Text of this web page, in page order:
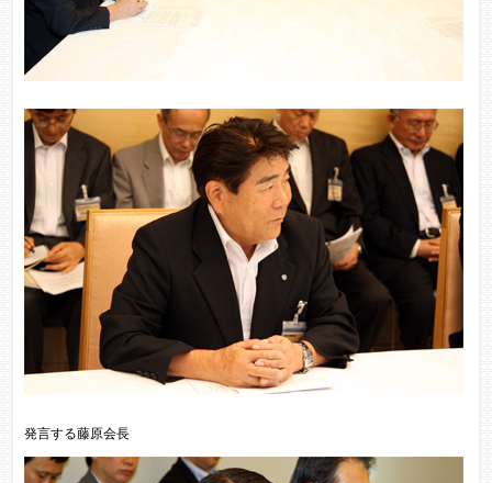
発言する藤原会長